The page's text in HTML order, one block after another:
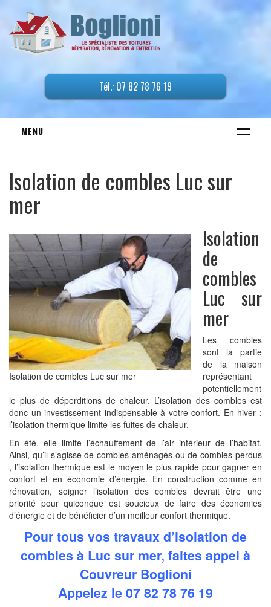
Tél.: 07 82 78 76 19
MENU
TRAVAUX DE TOITURE
Entreprise de couverture
Étanchéité de Couverture
Etanchéité de toiture terrasse
Demoussage de toiture
Traitement hydrofuge de toiture
Charpentier
Traitement de charpente
Remplacement de toiture
Réparation de toiture
Isolation de combles
Pose fenêtres de toit
Peinture de toiture
Urgence toiture
RAVALEMENT DE FAÇADE
Bardage de Façade
Peinture sur boiseries
ZINGUERIE
NOS TARIFS
Isolation de combles Luc sur
mer
Isolation de combles Luc sur mer
Isolation
de
combles
Luc sur
mer
Les combles
sont la partie
de la maison
représentant
potentiellement
le plus de déperditions de chaleur. L’isolation des combles est
donc un investissement indispensable à votre confort. En hiver :
l’isolation thermique limite les fuites de chaleur.
En été, elle limite l’échauffement de l’air intérieur de l’habitat.
Ainsi, qu’il s’agisse de combles aménagés ou de combles perdus
, l’isolation thermique est le moyen le plus rapide pour gagner en
confort et en économie d’énergie. En construction comme en
rénovation, soigner l’isolation des combles devrait être une
priorité pour quiconque est soucieux de faire des économies
d’énergie et de bénéficier d’un meilleur confort thermique.
Pour tous vos travaux d’isolation de
combles à Luc sur mer, faites appel à
Couvreur Boglioni
Appelez le 07 82 78 76 19